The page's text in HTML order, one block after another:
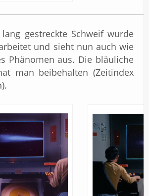
gestreckte Schweif wurde
und sieht nun auch wie
Phänomen aus. Die bläuliche
man beibehalten (Zeitindex